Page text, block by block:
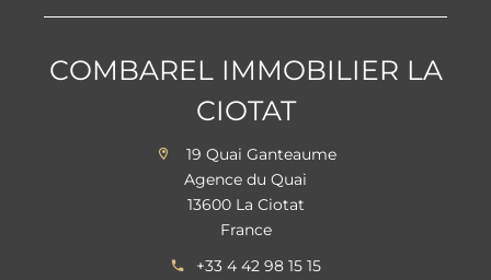
COMBAREL IMMOBILIER LA
CIOTAT
19 Quai Ganteaume
Agence du Quai
13600 La Ciotat
France
+33 4 42 98 15 15